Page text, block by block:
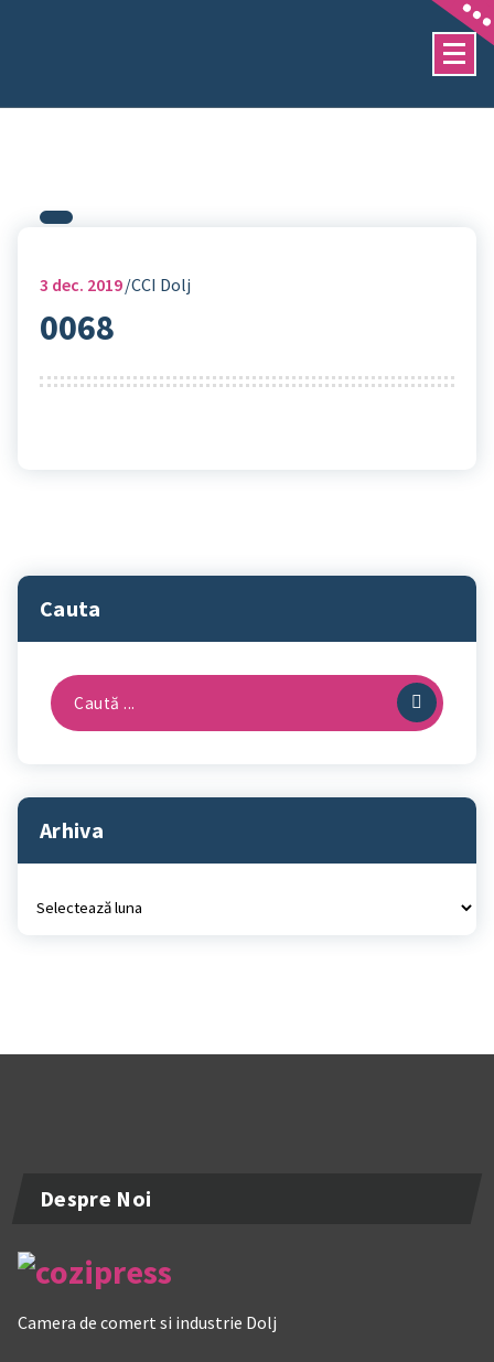
3 dec. 2019 CCI Dolj
0068
Cauta
Caută
după:
Arhiva
Despre Noi
Camera de comert si industrie Dolj